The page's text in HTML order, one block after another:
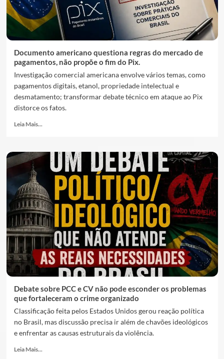
Documento americano questiona regras do mercado de
pagamentos, não propõe o fim do Pix.
Investigação comercial americana envolve vários temas, como
pagamentos digitais, etanol, propriedade intelectual e
desmatamento; transformar debate técnico em ataque ao Pix
distorce os fatos.
Leia Mais...
Debate sobre PCC e CV não pode esconder os problemas
que fortaleceram o crime organizado
Classificação feita pelos Estados Unidos gerou reação política
no Brasil, mas discussão precisa ir além de chavões ideológicos
e enfrentar as causas estruturais da violência.
Leia Mais...